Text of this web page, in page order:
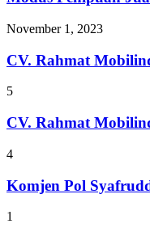
November 1, 2023
CV. Rahmat
5
CV. Rahmat
4
Komjen Pol
1